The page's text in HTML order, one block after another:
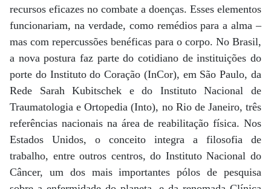
recursos eficazes no combate a doenças. Esses elementos
funcionariam, na verdade, como remédios para a alma –
mas com repercussões benéficas para o corpo. No Brasil,
a nova postura faz parte do cotidiano de instituições do
porte do Instituto do Coração (InCor), em São Paulo, da
Rede Sarah Kubitschek e do Instituto Nacional de
Traumatologia e Ortopedia (Into), no Rio de Janeiro, três
referências nacionais na área de reabilitação física. Nos
Estados Unidos, o conceito integra a filosofia de
trabalho, entre outros centros, do Instituto Nacional do
Câncer, um dos mais importantes pólos de pesquisa